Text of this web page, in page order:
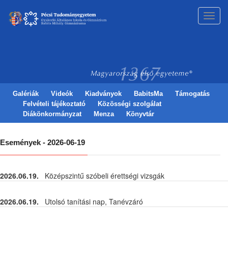
Galériák Videók Kiadványok BabitsMa
Támogatás
Felvételi tájékoztató
Közösségi szolgálat
Diákönkormányzat
Menza Könyvtár
Események - 2026-06-19
2026.06.19. Középszintű szóbeli érettségi vizsgák
2026.06.19. Utolsó tanítási nap, Tanévzáró